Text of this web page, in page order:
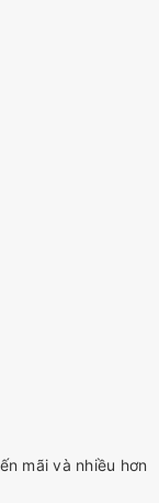
mãi và nhiều hơn